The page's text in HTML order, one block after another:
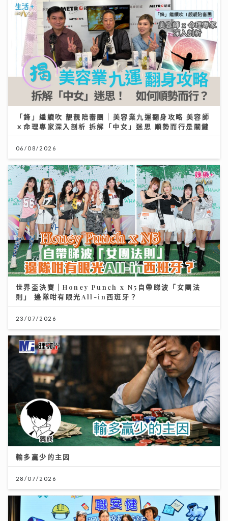
「鋒」繼續吹 靚靚陪審團 | 美容業九運翻身攻略 美容師
ｘ命理專家深入剖析 拆解「中女」迷思 順勢而行是關鍵
06/08/2026
世界盃決賽｜Honey Punch x N5自帶睇波「女團法
則」 邊隊咁有眼光All-in西班牙？
23/07/2026
輸多贏少的主因
28/07/2026